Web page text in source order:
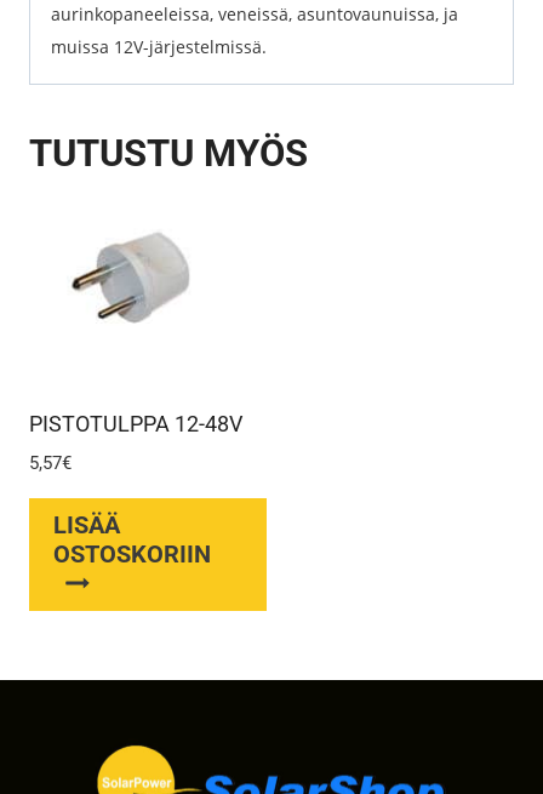
aurinkopaneeleissa, veneissä, asuntovaunuissa, ja
muissa 12V-järjestelmissä.
TUTUSTU MYÖS
PISTOTULPPA 12-48V
5,57€
LISÄÄ
OSTOSKORIIN